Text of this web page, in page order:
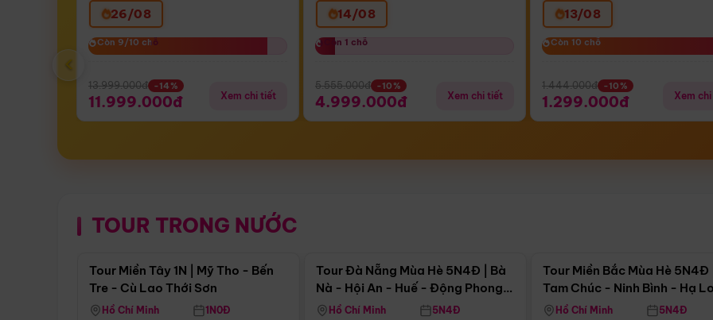
26/08
Còn 9/10 chỗ
Còn 9/10 chỗ
13.999.000đ -14%
11.999.000đ Xem chi tiết
14/08
Còn 1 chỗ
Còn 1 chỗ
5.555.000đ -10%
4.999.000đ Xem chi tiết
13/08
Còn 10 chỗ
Còn 10 chỗ
1.444.000đ -10%
1.299.000đ Xem
‹
TOUR TRONG NƯỚC
Điểm nổi bật
Tour Miền Tây 1N | Mỹ Tho - Bến
Tre - Cù Lao Thới Sơn
Hồ Chí Minh 1N0Đ
Tour Đà Nẵng Mùa Hè 5N4Đ | Bà
Nà - Hội An - Huế - Động Phong
NhaHồ Chí Minh 5N4Đ
Tour Miền Bắc Mùa Hè 5N4Đ |
Tam Chúc - Ninh Bình - Hạ
Hồ Chí Minh 5N4Đ